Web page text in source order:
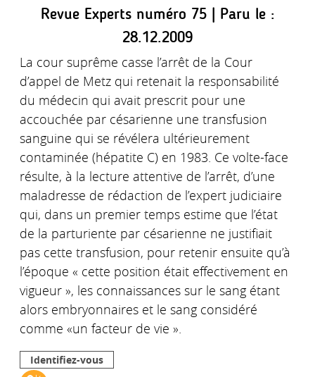
Revue Experts numéro 75 | Paru le :
28.12.2009
La cour suprême casse l’arrêt de la Cour
d’appel de Metz qui retenait la responsabilité
du médecin qui avait prescrit pour une
accouchée par césarienne une transfusion
sanguine qui se révélera ultérieurement
contaminée (hépatite C) en 1983. Ce volte-face
résulte, à la lecture attentive de l’arrêt, d’une
maladresse de rédaction de l’expert judiciaire
qui, dans un premier temps estime que l’état
de la parturiente par césarienne ne justifiait
pas cette transfusion, pour retenir ensuite qu’à
l’époque « cette position était effectivement en
vigueur », les connaissances sur le sang étant
alors embryonnaires et le sang considéré
comme «un facteur de vie ».
Identifiez-vous